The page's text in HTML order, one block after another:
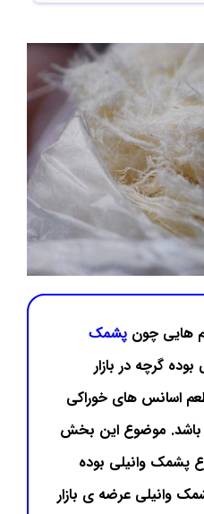
هایی چون پشمک
بوده گرچه در بازار
طعم اسانس های خوراکی
باشد. موضوع این بخش
پشمک وانیلی بوده
وانیلی عرضه ی بازار